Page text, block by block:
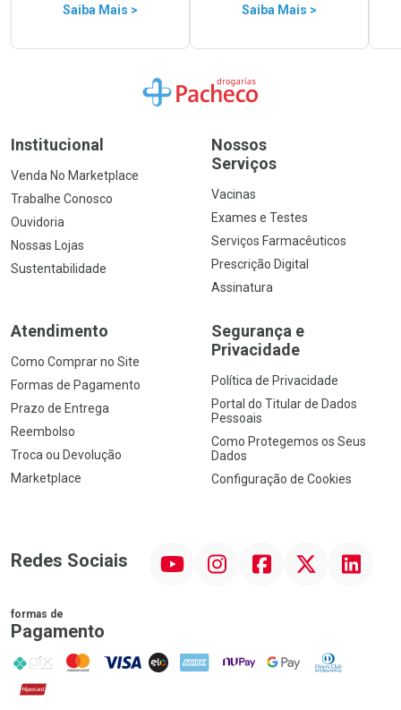
Saiba Mais > Saiba Mais >
Ir para a Home
Institucional
Venda No Marketplace
Trabalhe Conosco
Ouvidoria
Nossas Lojas
Sustentabilidade
Nossos
Serviços
Vacinas
Exames e Testes
Serviços Farmacêuticos
Prescrição Digital
Assinatura
Atendimento
Como Comprar no Site
Formas de Pagamento
Prazo de Entrega
Reembolso
Troca ou Devolução
Marketplace
Segurança e
Privacidade
Política de Privacidade
Portal do Titular de Dados
Pessoais
Como Protegemos os Seus
Dados
Configuração de Cookies
Redes Sociais InstagramFacebook Linkedin
formas de
Pagamento
PIX MasterCard
VISA ELO AMEX NuPay Google PayDiners Club
Hipercard